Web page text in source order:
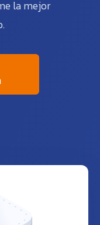
la mejor